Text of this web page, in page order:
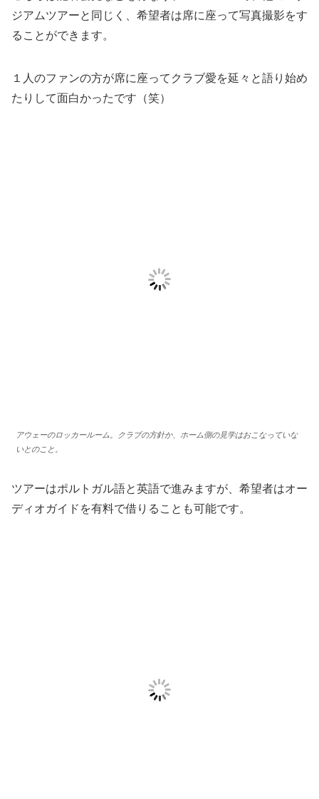
ジアムツアーと同じく、希望者は席に座って写真撮影をす
ることができます。
１人のファンの方が席に座ってクラブ愛を延々と語り始め
たりして面白かったです（笑）
アウェーのロッカールーム。クラブの方針か、ホーム側の見学はおこなっていな
いとのこと。
ツアーはポルトガル語と英語で進みますが、希望者はオー
ディオガイドを有料で借りることも可能です。